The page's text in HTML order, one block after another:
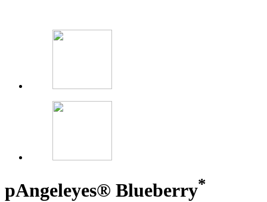
pAngeleyes® Blueberry*